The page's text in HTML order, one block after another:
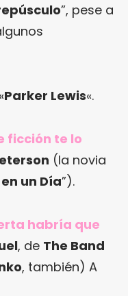
”, pese a
«Parker Lewis«.
ficción te lo
(la novia
un Día”).
habría que
, de The Band
, también) A